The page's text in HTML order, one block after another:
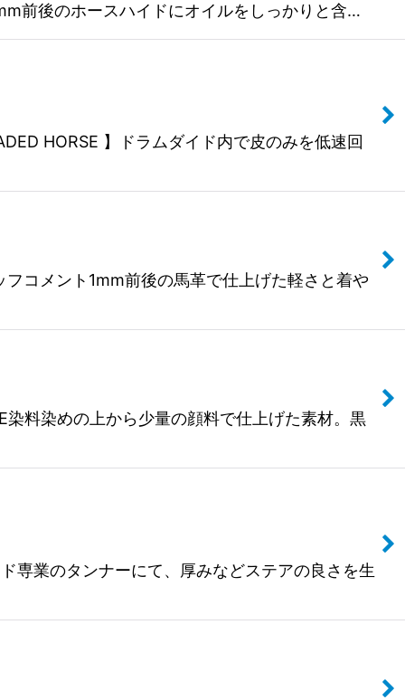
前後のホースハイドにオイルをしっかりと含…
HORSE 】ドラムダイド内で皮のみを低速回
コメント1mm前後の馬革で仕上げた軽さと着や
料染めの上から少量の顔料で仕上げた素材。黒
専業のタンナーにて、厚みなどステアの良さを生